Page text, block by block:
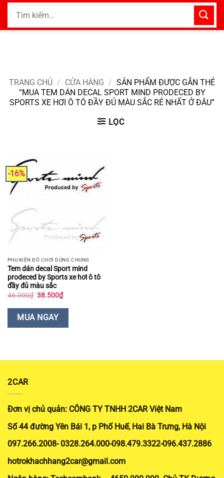
Bỏ
nội
Tìm
TRANG CHỦ / CỬA HÀNG / SẢN PHẨM ĐƯỢC GẮN THẺ
“MUA TEM DÁN DECAL SPORT MIND PRODECED BY
SPORTS XE HƠI Ô TÔ ĐẦY ĐỦ MÀU SẮC RẺ NHẤT Ở ĐÂU”
LỌC
-16%
PHỤ KIỆN ĐỒ CHƠI DÙNG CHUNG
Tem dán decal Sport mind
prodeced by Sports xe hơi ô tô
đầy đủ màu sắc
46.000₫ Giá
là:
46.000₫.
38.500₫Giá
hiện
tại
MUA NGAY
2CAR
Đơn vị chủ quản: CÔNG TY TNHH 2CAR Việt Nam
Số 44 đường Yên Bái 1, p Phố Huế, Hai Bà Trưng, Hà Nội
097.266.2008- 0328.264.000-098.479.3322-096.437.2886
hotrokhachhang2car@gmail.com